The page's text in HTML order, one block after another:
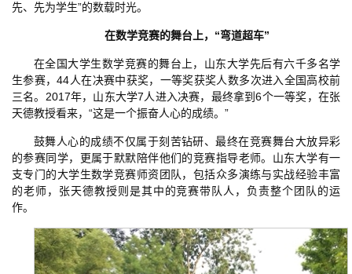
先、先为学生”的数载时光。
在数学竞赛的舞台上，“弯道超车”
在全国大学生数学竞赛的舞台上，山东大学先后有六千多名学
生参赛，44人在决赛中获奖，一等奖获奖人数多次进入全国高校前
三名。2017年，山东大学7人进入决赛，最终拿到6个一等奖，在张
天德教授看来，“这是一个振奋人心的成绩。”
鼓舞人心的成绩不仅属于刻苦钻研、最终在竞赛舞台大放异彩
的参赛同学，更属于默默陪伴他们的竞赛指导老师。山东大学有一
支专门的大学生数学竞赛师资团队，包括众多演练与实战经验丰富
的老师，张天德教授则是其中的竞赛带队人，负责整个团队的运
作。